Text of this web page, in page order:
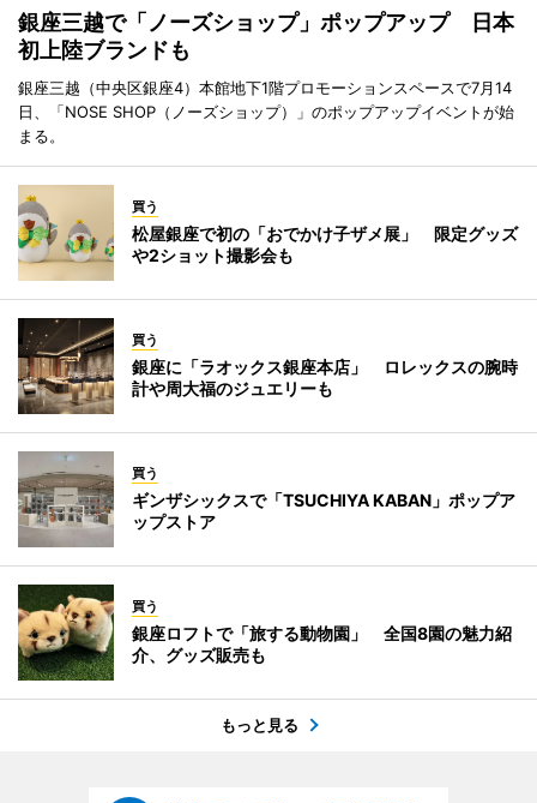
銀座三越で「ノーズショップ」ポップアップ 日本
初上陸ブランドも
銀座三越（中央区銀座4）本館地下1階プロモーションスペースで7月14
日、「NOSE SHOP（ノーズショップ）」のポップアップイベントが始
まる。
買う
松屋銀座で初の「おでかけ子ザメ展」 限定グッズ
や2ショット撮影会も
買う
銀座に「ラオックス銀座本店」 ロレックスの腕時
計や周大福のジュエリーも
買う
ギンザシックスで「TSUCHIYA KABAN」ポップア
ップストア
買う
銀座ロフトで「旅する動物園」 全国8園の魅力紹
介、グッズ販売も
もっと見る